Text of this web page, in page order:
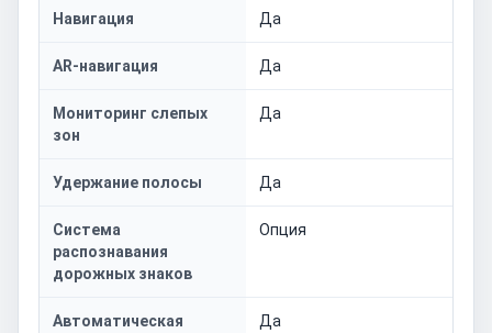
Навигация Да
AR-навигация Да
Мониторинг слепых
зон
Да
Удержание полосы Да
Система
распознавания
дорожных знаков
Опция
Автоматическая
Да